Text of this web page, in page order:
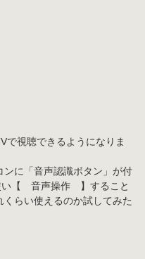
で視聴できるようになりま
に「音声認識ボタン」が付
い【 音声操作 】すること
らい使えるのか試してみた